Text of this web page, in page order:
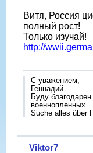
Витя, Россия
полный рост!
Только изучай!
http://
С уважением,
Геннадий
Буду
военнопленных
Suche alles über
Viktor7